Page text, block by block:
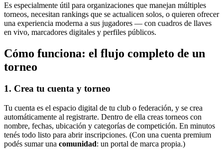
Es especialmente útil para organizaciones que manejan múltiples
torneos, necesitan rankings que se actualicen solos, o quieren ofrecer
una experiencia moderna a sus jugadores — con cuadros de llaves
en vivo, marcadores digitales y perfiles públicos.
Cómo funciona: el flujo completo de un
torneo
1. Crea tu cuenta y torneo
Tu cuenta es el espacio digital de tu club o federación, y se crea
automáticamente al registrarte. Dentro de ella creas torneos con
nombre, fechas, ubicación y categorías de competición. En minutos
tenés todo listo para abrir inscripciones. (Con una cuenta premium
podés sumar una comunidad: un portal de marca propia.)